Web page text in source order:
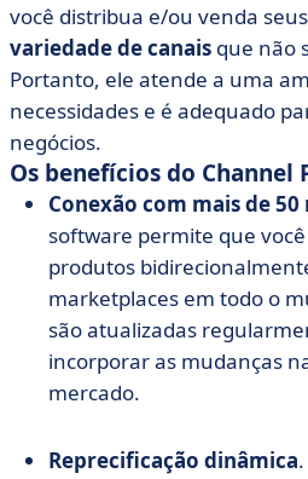
você distribua e/ou venda
variedade de canais que não
Portanto, ele atende a uma
necessidades e é adequado
negócios.
Os benefícios do Channel
Conexão com mais de
software permite que
produtos
marketplaces em todo o
são atualizadas
incorporar as mudanças
mercado.
Reprecificação dinâmica